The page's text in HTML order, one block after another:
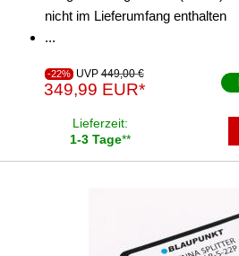
nicht im Lieferumfang enthalten
...
-22% UVP 449,00 €
349,99 EUR*
Lieferzeit:
1-3 Tage**